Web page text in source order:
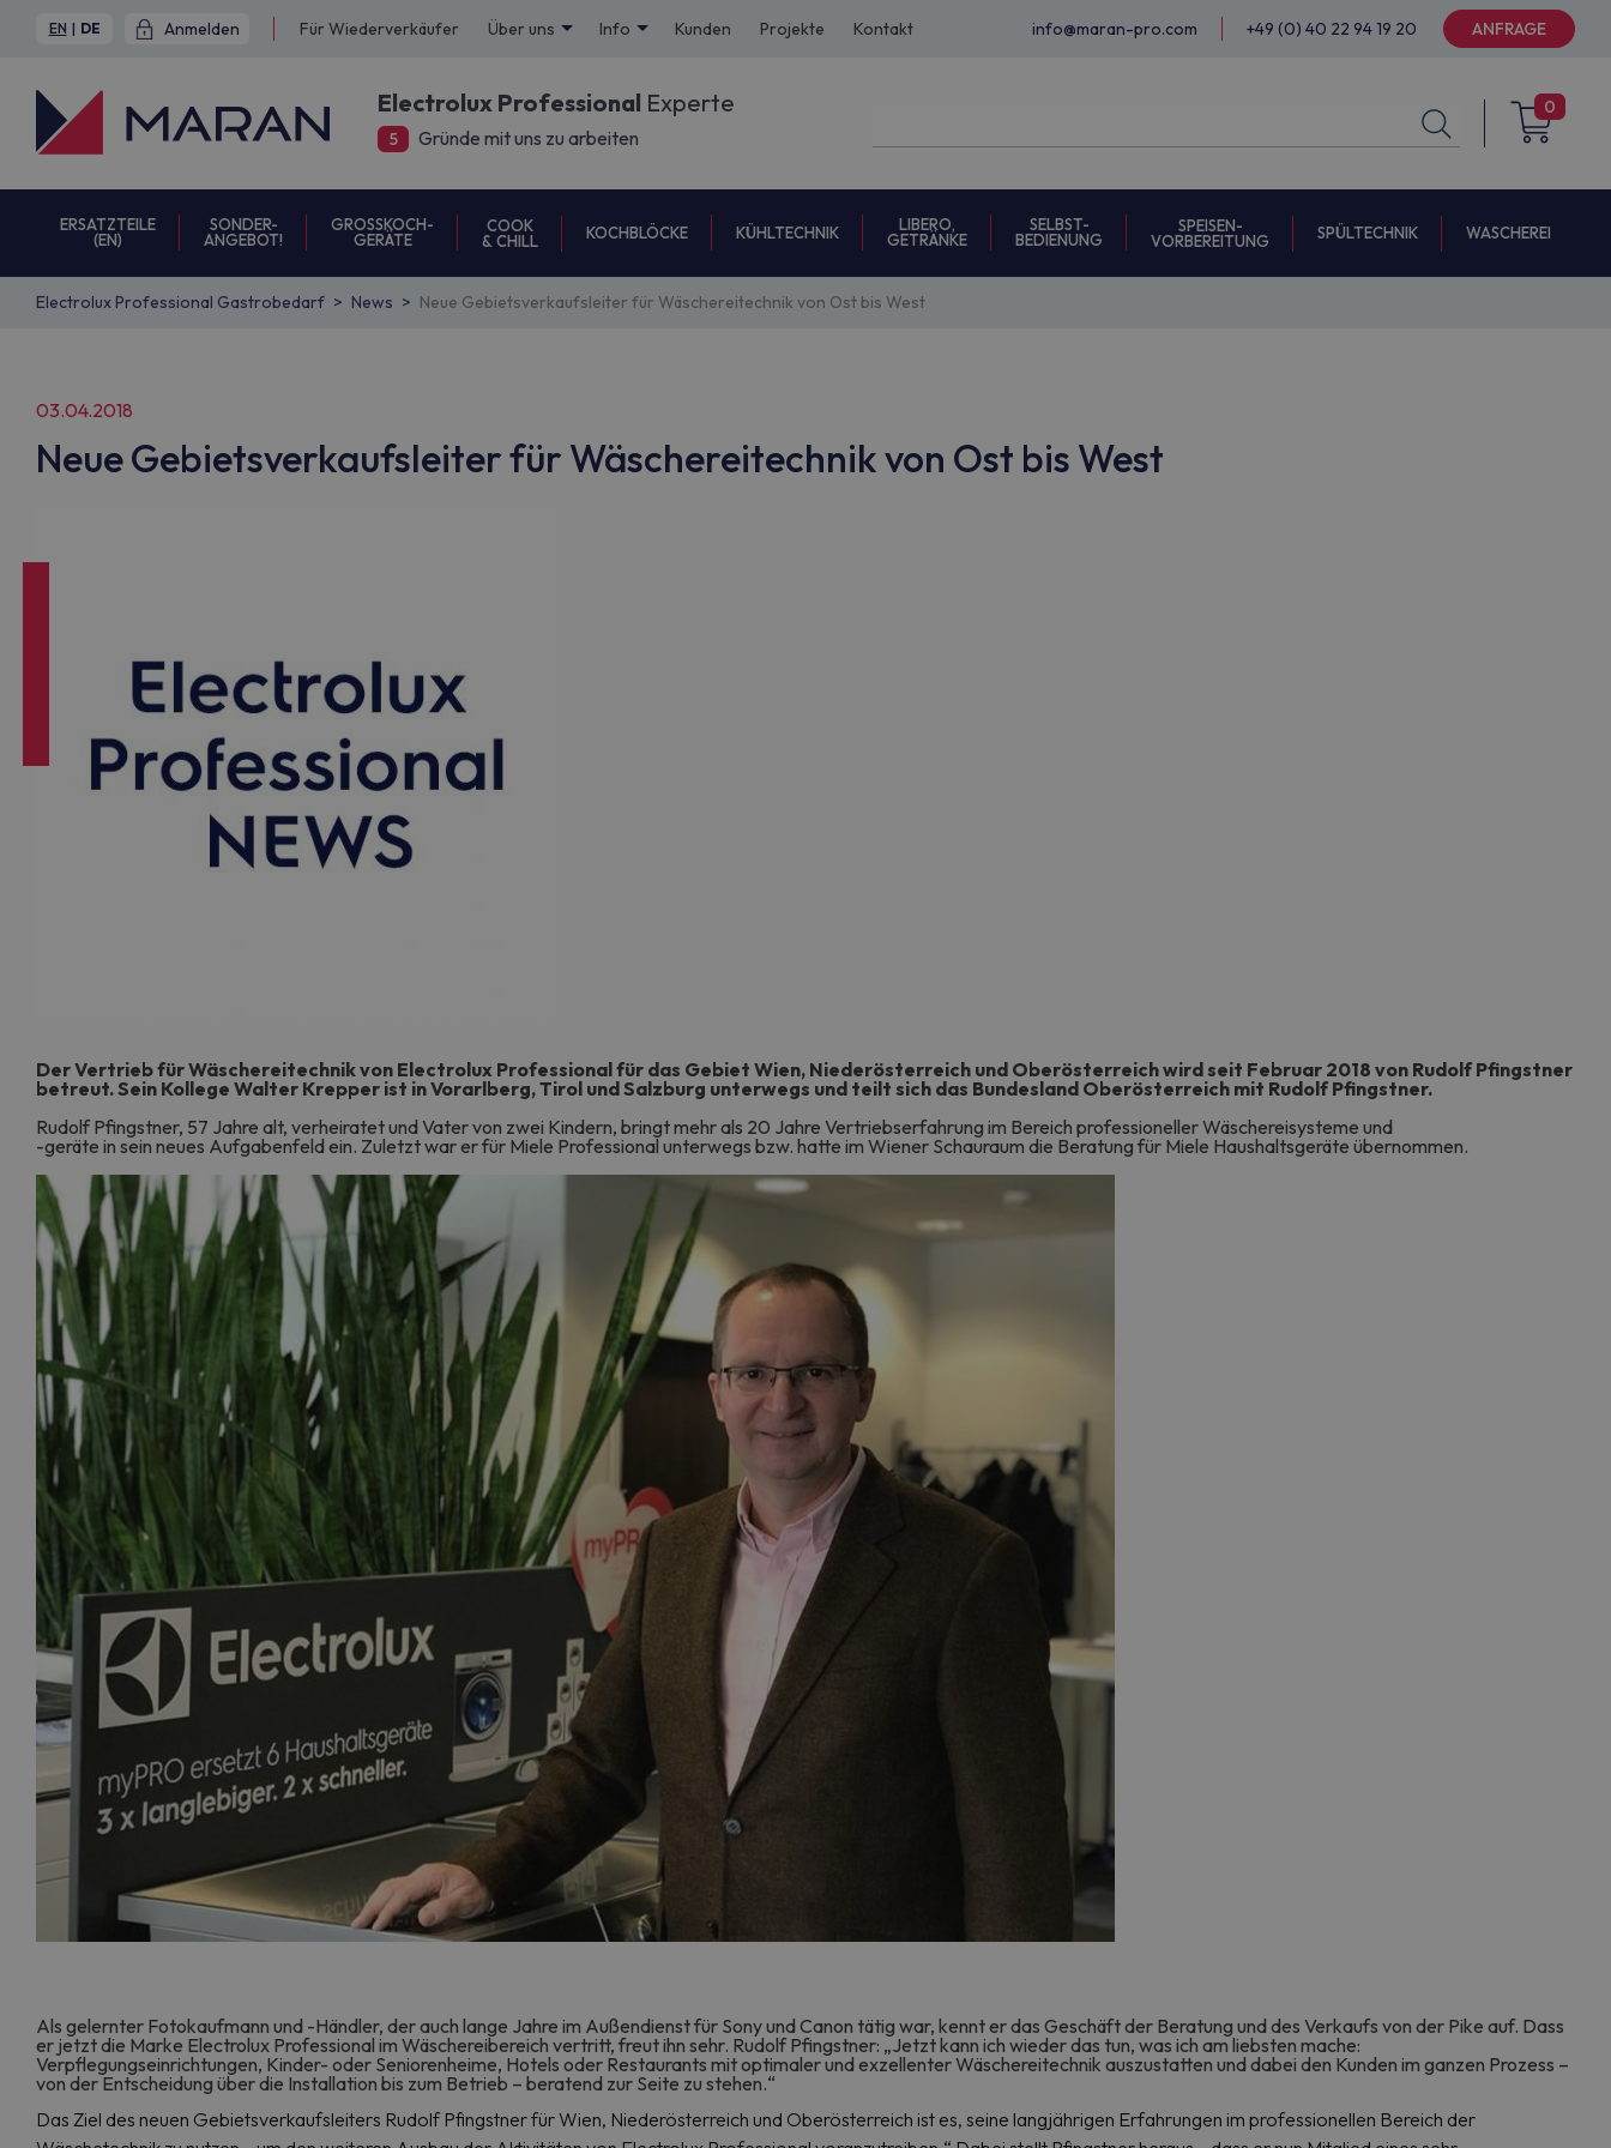
EN | DE Anmelden Für Wiederverkäufer Über uns Info Kunden Projekte Kontakt info@maran-pro.com +49 (0) 40 22 94 19 20 ANFRAGE
Electrolux Professional Experte
5 Gründe mit uns zu arbeiten
0
ERSATZTEILE
(EN)
SONDER-
ANGEBOT!
GROSSKOCH-
GERÄTE
COOK
& CHILL
KOCHBLÖCKE KÜHLTECHNIK
LIBERO,
GETRÄNKE
SELBST-
BEDIENUNG
SPEISEN-
VORBEREITUNG
SPÜLTECHNIK WASCHEREI
Electrolux Professional Gastrobedarf News Neue Gebietsverkaufsleiter für Wäschereitechnik von Ost bis West
03.04.2018
Neue Gebietsverkaufsleiter für Wäschereitechnik von Ost bis West
Der Vertrieb für Wäschereitechnik von Electrolux Professional für das Gebiet Wien, Niederösterreich und Oberösterreich wird seit Februar 2018 von Rudolf Pfingstner
betreut. Sein Kollege Walter Krepper ist in Vorarlberg, Tirol und Salzburg unterwegs und teilt sich das Bundesland Oberösterreich mit Rudolf Pfingstner.
Rudolf Pfingstner, 57 Jahre alt, verheiratet und Vater von zwei Kindern, bringt mehr als 20 Jahre Vertriebserfahrung im Bereich professioneller Wäschereisysteme und
-geräte in sein neues Aufgabenfeld ein. Zuletzt war er für Miele Professional unterwegs bzw. hatte im Wiener Schauraum die Beratung für Miele Haushaltsgeräte übernommen.
Als gelernter Fotokaufmann und -Händler, der auch lange Jahre im Außendienst für Sony und Canon tätig war, kennt er das Geschäft der Beratung und des Verkaufs von der Pike auf. Dass
er jetzt die Marke Electrolux Professional im Wäschereibereich vertritt, freut ihn sehr. Rudolf Pfingstner: „Jetzt kann ich wieder das tun, was ich am liebsten mache:
Verpflegungseinrichtungen, Kinder- oder Seniorenheime, Hotels oder Restaurants mit optimaler und exzellenter Wäschereitechnik auszustatten und dabei den Kunden im ganzen Prozess –
von der Entscheidung über die Installation bis zum Betrieb – beratend zur Seite zu stehen.“
Das Ziel des neuen Gebietsverkaufsleiters Rudolf Pfingstner für Wien, Niederösterreich und Oberösterreich ist es, seine langjährigen Erfahrungen im professionellen Bereich der